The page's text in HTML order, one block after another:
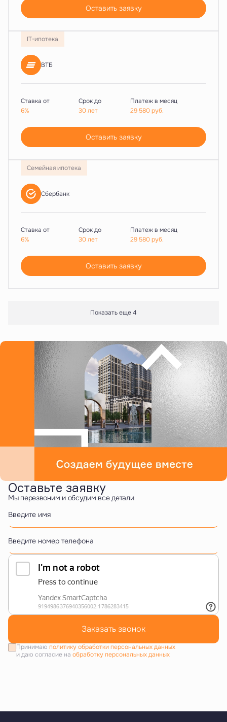
Оставить заявку
IT-ипотека
ВТБ
Ставка от
6%
Срок до
30 лет
Платеж в месяц
29 580руб.
Оставить заявку
Семейная ипотека
Сбербанк
Ставка от
6%
Срок до
30 лет
Платеж в месяц
29 580руб.
Оставить заявку
Показать еще 4
Оставьте заявку
Мы перезвоним и обсудим все детали
Введите имя
Введите номер телефона
Заказать звонок
Принимаю политику обработки персональных данных
и даю согласие на обработку персональных данных